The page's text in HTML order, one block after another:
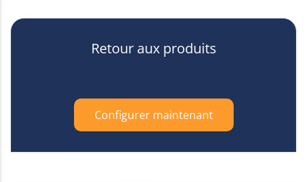
Retour aux produits
Configurer maintenant